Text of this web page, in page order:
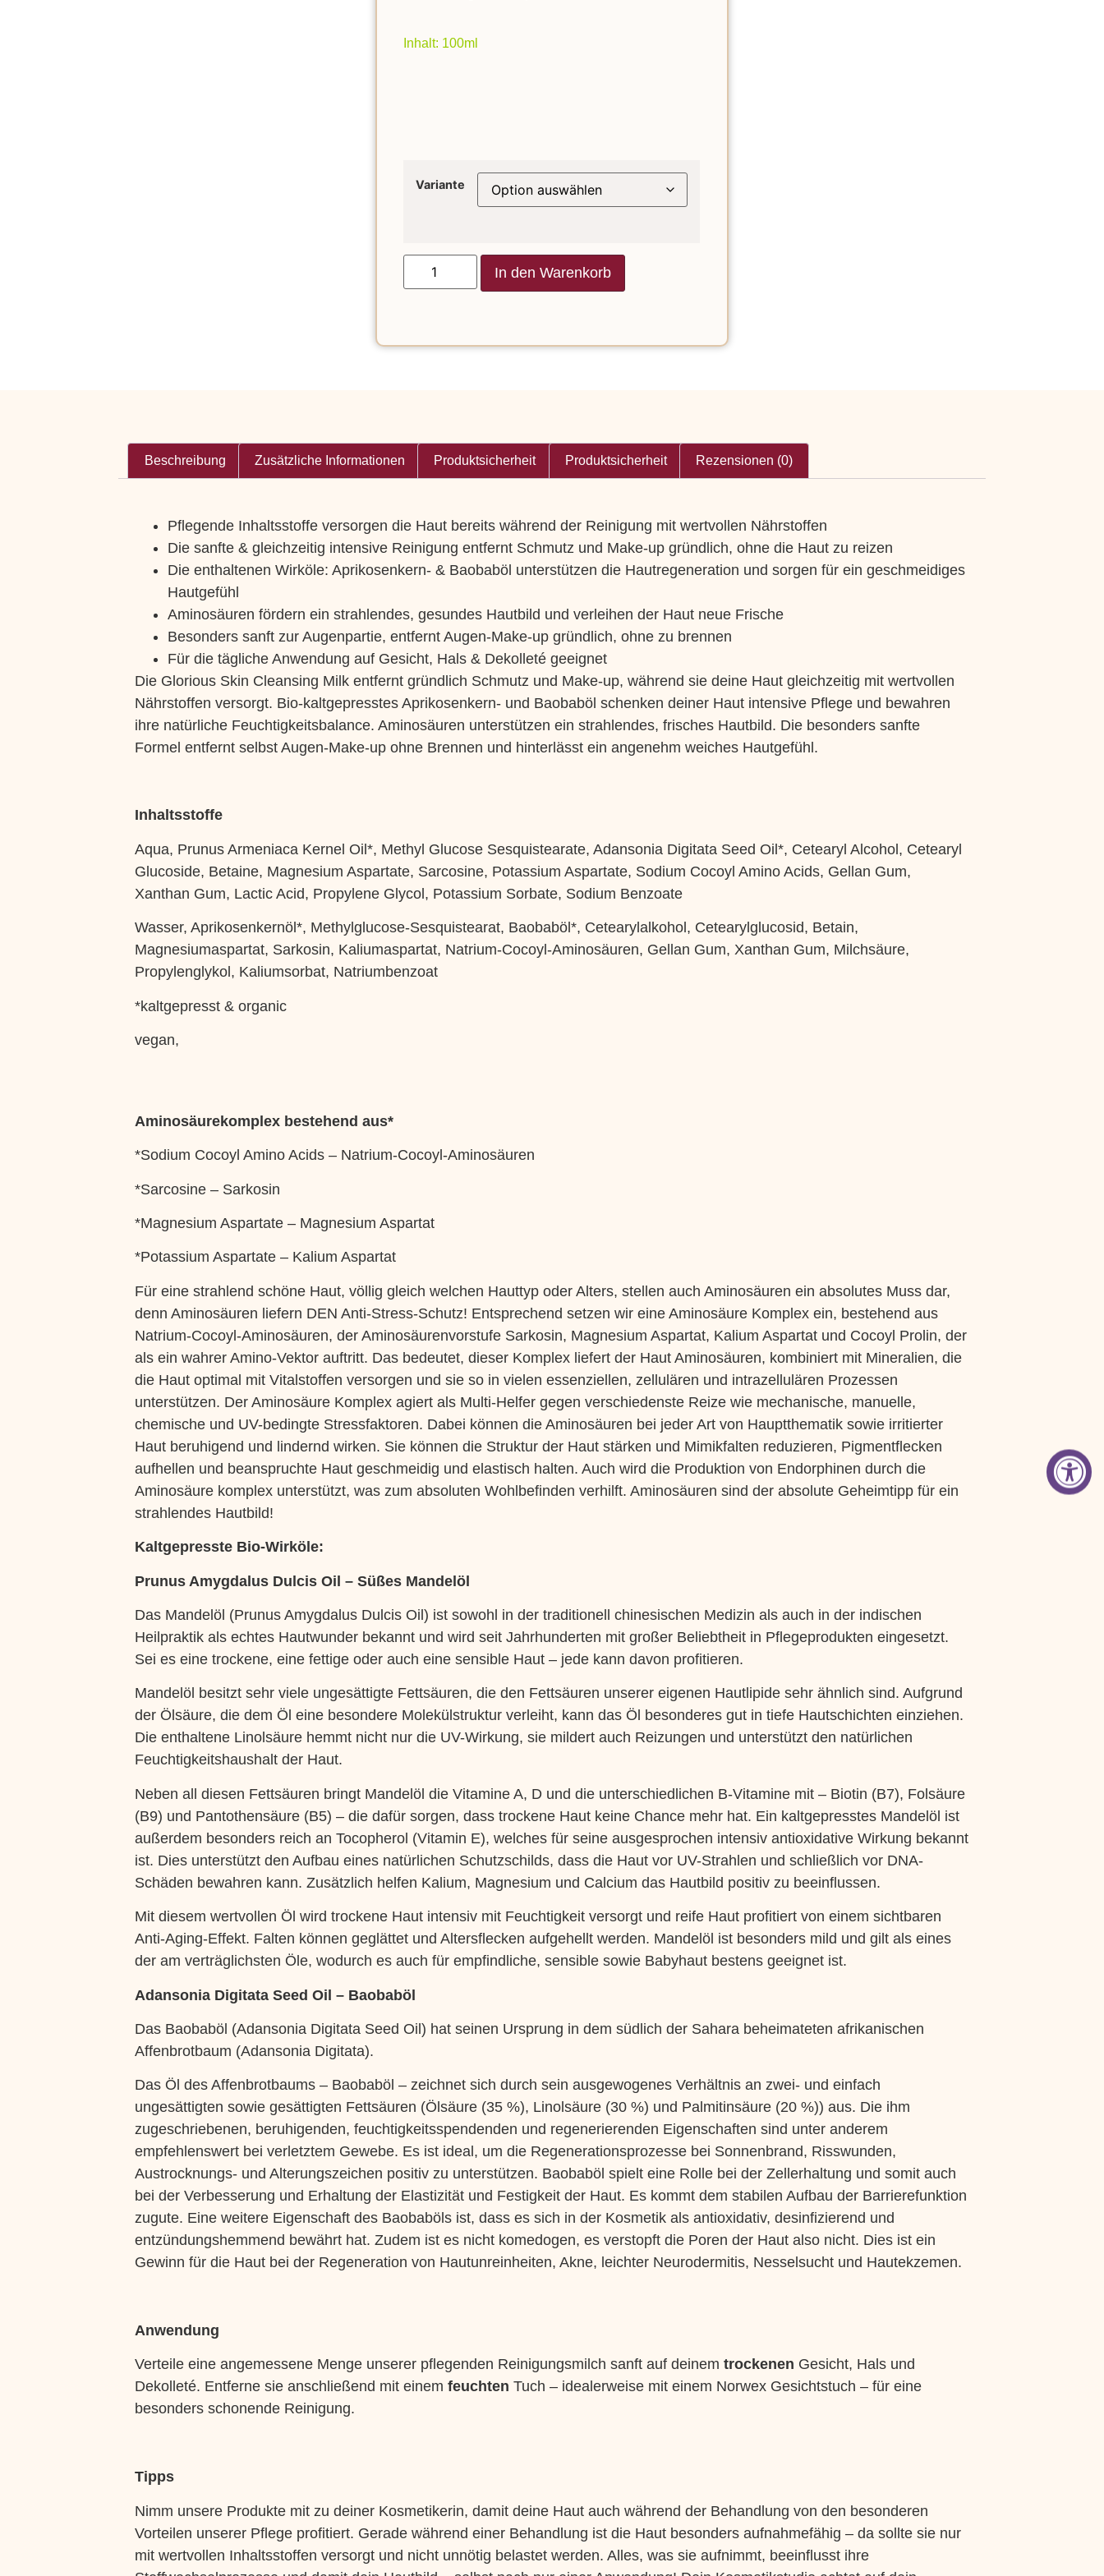
Inhalt: 100ml
Variante
In den Warenkorb
Beschreibung Zusätzliche Informationen Produktsicherheit Produktsicherheit Rezensionen (0)
Pflegende Inhaltsstoffe versorgen die Haut bereits während der Reinigung mit wertvollen Nährstoffen
Die sanfte & gleichzeitig intensive Reinigung entfernt Schmutz und Make-up gründlich, ohne die Haut zu reizen
Die enthaltenen Wirköle: Aprikosenkern- & Baobaböl unterstützen die Hautregeneration und sorgen für ein geschmeidiges
Hautgefühl
Aminosäuren fördern ein strahlendes, gesundes Hautbild und verleihen der Haut neue Frische
Besonders sanft zur Augenpartie, entfernt Augen-Make-up gründlich, ohne zu brennen
Für die tägliche Anwendung auf Gesicht, Hals & Dekolleté geeignet
Die Glorious Skin Cleansing Milk entfernt gründlich Schmutz und Make-up, während sie deine Haut gleichzeitig mit wertvollen
Nährstoffen versorgt. Bio-kaltgepresstes Aprikosenkern- und Baobaböl schenken deiner Haut intensive Pflege und bewahren
ihre natürliche Feuchtigkeitsbalance. Aminosäuren unterstützen ein strahlendes, frisches Hautbild. Die besonders sanfte
Formel entfernt selbst Augen-Make-up ohne Brennen und hinterlässt ein angenehm weiches Hautgefühl.
Inhaltsstoffe
Aqua, Prunus Armeniaca Kernel Oil*, Methyl Glucose Sesquistearate, Adansonia Digitata Seed Oil*, Cetearyl Alcohol, Cetearyl
Glucoside, Betaine, Magnesium Aspartate, Sarcosine, Potassium Aspartate, Sodium Cocoyl Amino Acids, Gellan Gum,
Xanthan Gum, Lactic Acid, Propylene Glycol, Potassium Sorbate, Sodium Benzoate
Wasser, Aprikosenkernöl*, Methylglucose-Sesquistearat, Baobaböl*, Cetearylalkohol, Cetearylglucosid, Betain,
Magnesiumaspartat, Sarkosin, Kaliumaspartat, Natrium-Cocoyl-Aminosäuren, Gellan Gum, Xanthan Gum, Milchsäure,
Propylenglykol, Kaliumsorbat, Natriumbenzoat
*kaltgepresst & organic
vegan,
Aminosäurekomplex bestehend aus*
*Sodium Cocoyl Amino Acids – Natrium-Cocoyl-Aminosäuren
*Sarcosine – Sarkosin
*Magnesium Aspartate – Magnesium Aspartat
*Potassium Aspartate – Kalium Aspartat
Für eine strahlend schöne Haut, völlig gleich welchen Hauttyp oder Alters, stellen auch Aminosäuren ein absolutes Muss dar,
denn Aminosäuren liefern DEN Anti-Stress-Schutz! Entsprechend setzen wir eine Aminosäure Komplex ein, bestehend aus
Natrium-Cocoyl-Aminosäuren, der Aminosäurenvorstufe Sarkosin, Magnesium Aspartat, Kalium Aspartat und Cocoyl Prolin, der
als ein wahrer Amino-Vektor auftritt. Das bedeutet, dieser Komplex liefert der Haut Aminosäuren, kombiniert mit Mineralien, die
die Haut optimal mit Vitalstoffen versorgen und sie so in vielen essenziellen, zellulären und intrazellulären Prozessen
unterstützen. Der Aminosäure Komplex agiert als Multi-Helfer gegen verschiedenste Reize wie mechanische, manuelle,
chemische und UV-bedingte Stressfaktoren. Dabei können die Aminosäuren bei jeder Art von Hauptthematik sowie irritierter
Haut beruhigend und lindernd wirken. Sie können die Struktur der Haut stärken und Mimikfalten reduzieren, Pigmentflecken
aufhellen und beanspruchte Haut geschmeidig und elastisch halten. Auch wird die Produktion von Endorphinen durch die
Aminosäure komplex unterstützt, was zum absoluten Wohlbefinden verhilft. Aminosäuren sind der absolute Geheimtipp für ein
strahlendes Hautbild!
Kaltgepresste Bio-Wirköle:
Prunus Amygdalus Dulcis Oil – Süßes Mandelöl
Das Mandelöl (Prunus Amygdalus Dulcis Oil) ist sowohl in der traditionell chinesischen Medizin als auch in der indischen
Heilpraktik als echtes Hautwunder bekannt und wird seit Jahrhunderten mit großer Beliebtheit in Pflegeprodukten eingesetzt.
Sei es eine trockene, eine fettige oder auch eine sensible Haut – jede kann davon profitieren.
Mandelöl besitzt sehr viele ungesättigte Fettsäuren, die den Fettsäuren unserer eigenen Hautlipide sehr ähnlich sind. Aufgrund
der Ölsäure, die dem Öl eine besondere Molekülstruktur verleiht, kann das Öl besonderes gut in tiefe Hautschichten einziehen.
Die enthaltene Linolsäure hemmt nicht nur die UV-Wirkung, sie mildert auch Reizungen und unterstützt den natürlichen
Feuchtigkeitshaushalt der Haut.
Neben all diesen Fettsäuren bringt Mandelöl die Vitamine A, D und die unterschiedlichen B-Vitamine mit – Biotin (B7), Folsäure
(B9) und Pantothensäure (B5) – die dafür sorgen, dass trockene Haut keine Chance mehr hat. Ein kaltgepresstes Mandelöl ist
außerdem besonders reich an Tocopherol (Vitamin E), welches für seine ausgesprochen intensiv antioxidative Wirkung bekannt
ist. Dies unterstützt den Aufbau eines natürlichen Schutzschilds, dass die Haut vor UV-Strahlen und schließlich vor DNA-
Schäden bewahren kann. Zusätzlich helfen Kalium, Magnesium und Calcium das Hautbild positiv zu beeinflussen.
Mit diesem wertvollen Öl wird trockene Haut intensiv mit Feuchtigkeit versorgt und reife Haut profitiert von einem sichtbaren
Anti-Aging-Effekt. Falten können geglättet und Altersflecken aufgehellt werden. Mandelöl ist besonders mild und gilt als eines
der am verträglichsten Öle, wodurch es auch für empfindliche, sensible sowie Babyhaut bestens geeignet ist.
Adansonia Digitata Seed Oil – Baobaböl
Das Baobaböl (Adansonia Digitata Seed Oil) hat seinen Ursprung in dem südlich der Sahara beheimateten afrikanischen
Affenbrotbaum (Adansonia Digitata).
Das Öl des Affenbrotbaums – Baobaböl – zeichnet sich durch sein ausgewogenes Verhältnis an zwei- und einfach
ungesättigten sowie gesättigten Fettsäuren (Ölsäure (35 %), Linolsäure (30 %) und Palmitinsäure (20 %)) aus. Die ihm
zugeschriebenen, beruhigenden, feuchtigkeitsspendenden und regenerierenden Eigenschaften sind unter anderem
empfehlenswert bei verletztem Gewebe. Es ist ideal, um die Regenerationsprozesse bei Sonnenbrand, Risswunden,
Austrocknungs- und Alterungszeichen positiv zu unterstützen. Baobaböl spielt eine Rolle bei der Zellerhaltung und somit auch
bei der Verbesserung und Erhaltung der Elastizität und Festigkeit der Haut. Es kommt dem stabilen Aufbau der Barrierefunktion
zugute. Eine weitere Eigenschaft des Baobaböls ist, dass es sich in der Kosmetik als antioxidativ, desinfizierend und
entzündungshemmend bewährt hat. Zudem ist es nicht komedogen, es verstopft die Poren der Haut also nicht. Dies ist ein
Gewinn für die Haut bei der Regeneration von Hautunreinheiten, Akne, leichter Neurodermitis, Nesselsucht und Hautekzemen.
Anwendung
Verteile eine angemessene Menge unserer pflegenden Reinigungsmilch sanft auf deinemtrockenen Gesicht, Hals und
Dekolleté. Entferne sie anschließend mit einemfeuchten Tuch – idealerweise mit einem Norwex Gesichtstuch – für eine
besonders schonende Reinigung.
Tipps
Nimm unsere Produkte mit zu deiner Kosmetikerin, damit deine Haut auch während der Behandlung von den besonderen
Vorteilen unserer Pflege profitiert. Gerade während einer Behandlung ist die Haut besonders aufnahmefähig – da sollte sie nur
mit wertvollen Inhaltsstoffen versorgt und nicht unnötig belastet werden. Alles, was sie aufnimmt, beeinflusst ihre